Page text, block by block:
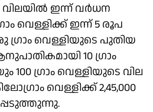
ഇന്ന് വർധന
വെള്ളിക്ക് ഇന്ന് 5 രൂപ
​ഗ്രാം വെള്ളിയുടെ പുതിയ
10 ​ഗ്രാം
100 ​ഗ്രാം വെള്ളിയുടെ വില
വെള്ളിക്ക് 2,45,000